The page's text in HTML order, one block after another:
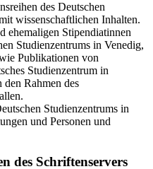
des Deutschen
wissenschaftlichen Inhalten.
ehemaligen Stipendiatinnen
Studienzentrums in Venedig,
Publikationen von
Studienzentrum in
den Rahmen des
Studienzentrums in
und Personen und
des Schriftenservers